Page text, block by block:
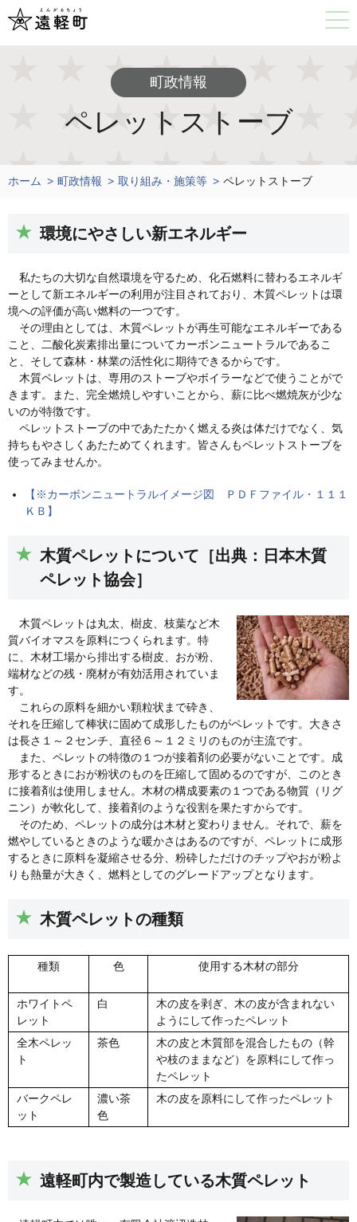
町政情報
ペレットストーブ
ホーム 町政情報 取り組み・施策等 ペレットストーブ
環境にやさしい新エネルギー
私たちの大切な自然環境を守るため、化石燃料に替わるエネルギ
ーとして新エネルギーの利用が注目されており、木質ペレットは環
境への評価が高い燃料の一つです。
その理由としては、木質ペレットが再生可能なエネルギーである
こと、二酸化炭素排出量についてカーボンニュートラルであるこ
と、そして森林・林業の活性化に期待できるからです。
木質ペレットは、専用のストーブやボイラーなどで使うことがで
きます。また、完全燃焼しやすいことから、薪に比べ燃焼灰が少な
いのが特徴です。
ペレットストーブの中であたたかく燃える炎は体だけでなく、気
持ちもやさしくあたためてくれます。皆さんもペレットストーブを
使ってみませんか。
【※カーボンニュートラルイメージ図 ＰＤＦファイル・１１１
ＫＢ】
木質ペレットについて［出典：日本木質
ペレット協会］
木質ペレットは丸太、樹皮、枝葉など木
質バイオマスを原料につくられます。特
に、木材工場から排出する樹皮、おが粉、
端材などの残・廃材が有効活用されていま
す。
これらの原料を細かい顆粒状まで砕き、
それを圧縮して棒状に固めて成形したものがペレットです。大きさ
は長さ１～２センチ、直径６～１２ミリのものが主流です。
また、ペレットの特徴の１つが接着剤の必要がないことです。成
形するときにおが粉状のものを圧縮して固めるのですが、このとき
に接着剤は使用しません。木材の構成要素の１つである物質（リグ
ニン）が軟化して、接着剤のような役割を果たすからです。
そのため、ペレットの成分は木材と変わりません。それで、薪を
燃やしているときのような暖かさはあるのですが、ペレットに成形
するときに原料を凝縮させる分、粉砕しただけのチップやおが粉よ
りも熱量が大きく、燃料としてのグレードアップとなります。
木質ペレットの種類
種類 色 使用する木材の部分
ホワイトペ
レット
白
木の皮を剥ぎ、木の皮が含まれない
ようにして作ったペレット
全木ペレッ
ト
茶色
木の皮と木質部を混合したもの（幹
や枝のままなど）を原料にして作っ
たペレット
バークペレ
ット
濃い茶
色
木の皮を原料にして作ったペレット
遠軽町内で製造している木質ペレット